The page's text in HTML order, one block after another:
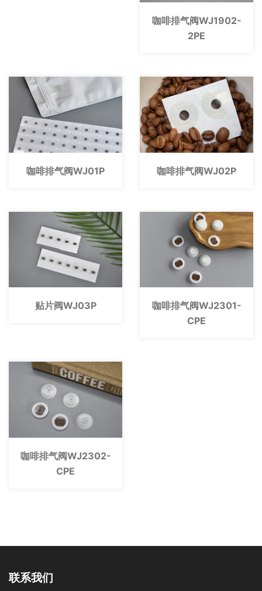
咖啡排气阀WJ1902-
2PE
咖啡排气阀WJ01P 咖啡排气阀WJ02P
贴片阀WJ03P
咖啡排气阀WJ2301-
CPE
咖啡排气阀WJ2302-
CPE
联系我们